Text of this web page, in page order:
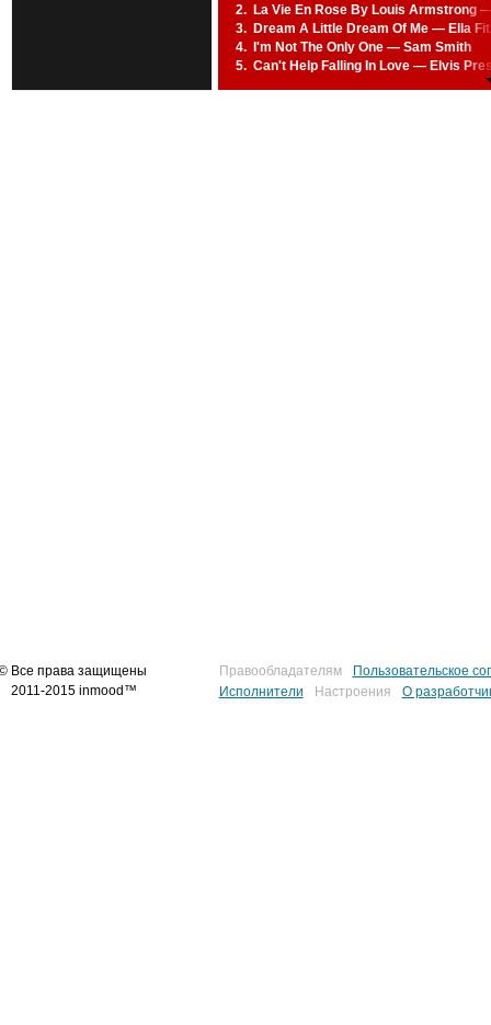
89% 14. Far Away — Nickelback
43% 15. Reunited — Alan Silvestri
75% 16. Mayday Parade — The
2. La Vie En Rose By Louis Armstrong
3. Dream A Little Dream Of Me — Ella
4.
I'm Not The Only One — Sam Smith
5. Can't Help Falling In Love — Elvis
Все права защищены
2011-2015 inmood™
Правообладателям
Пользовательское
Исполнители
Настроения О